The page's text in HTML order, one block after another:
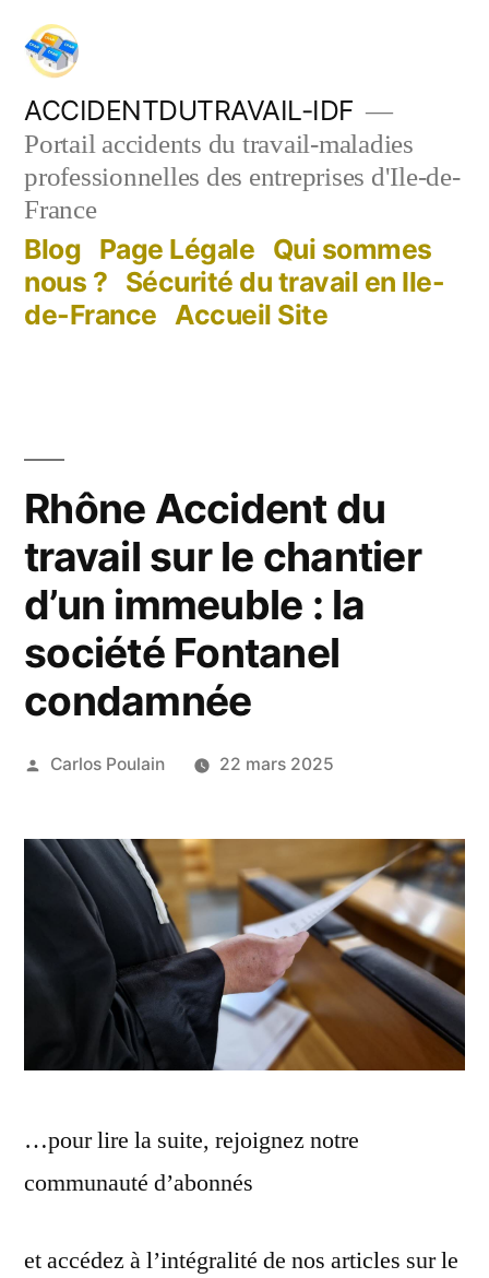
Aller
contenu
ACCIDENTDUTRAVAIL-IDF
Portail accidents du travail-maladies
professionnelles des entreprises d'Ile-de-
France
Blog Page Légale Qui sommes
nous ? Sécurité du travail en Ile-
de-France Accueil Site
Rhône Accident du
travail sur le chantier
d’un immeuble : la
société Fontanel
condamnée
Publié
Carlos Poulain 22 mars 2025
…pour lire la suite, rejoignez notre
communauté d’abonnés
et accédez à l’intégralité de nos articles sur le